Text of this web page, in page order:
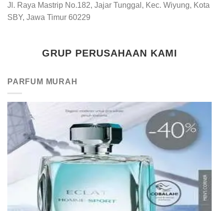
Jl. Raya Mastrip No.182, Jajar Tunggal, Kec. Wiyung, Kota
SBY, Jawa Timur 60229
GRUP PERUSAHAAN KAMI
PARFUM MURAH